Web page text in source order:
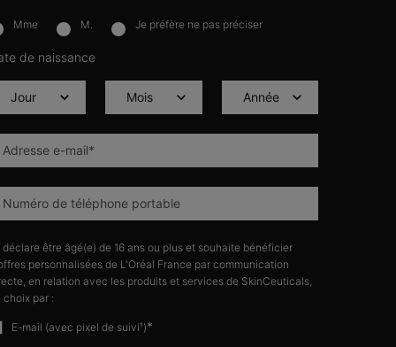
Mme M. Je préfère ne pas préciser
de naissance
Adresse e-mail*
Numéro de téléphone portable
déclare être âgé(e) de 16 ans ou plus et souhaite bénéficier
personnalisées de L'Oréal France par communication
en relation avec les produits et services de SkinCeuticals,
choix par :
E-mail (avec pixel de suivi¹)*